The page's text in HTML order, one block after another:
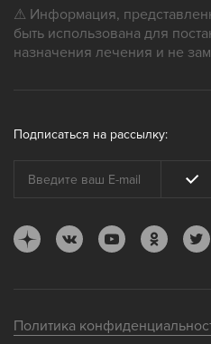
⚠ Информация,
быть использована для
назначения лечения и не
Подписаться на рассылку:
Политика